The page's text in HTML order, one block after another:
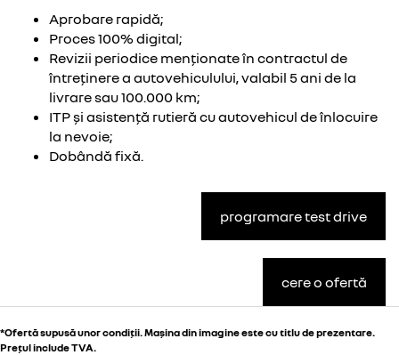
Aprobare rapidă;
Proces 100% digital;
Revizii periodice menționate în contractul de
întreținere a autovehiculului, valabil 5 ani de la
livrare sau 100.000 km;
ITP și asistență rutieră cu autovehicul de înlocuire
la nevoie;
Dobândă fixă.
programare test drive
cere o ofertă
*Ofertă supusă unor condiții. Mașina din imagine este cu titlu de prezentare.
Prețul include TVA.